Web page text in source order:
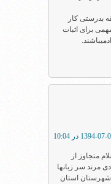
بدرستی کار
برای اثبات
07-01 در 10:04
متجاوز از
مرند سر زبانها
شهرستان استان